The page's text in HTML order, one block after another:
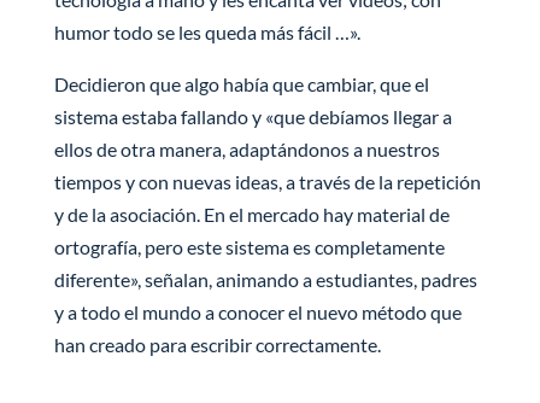
humor todo se les queda más fácil …».
Decidieron que algo había que cambiar, que el
sistema estaba fallando y «que debíamos llegar a
ellos de otra manera, adaptándonos a nuestros
tiempos y con nuevas ideas, a través de la repetición
y de la asociación. En el mercado hay material de
ortografía, pero este sistema es completamente
diferente», señalan, animando a estudiantes, padres
y a todo el mundo a conocer el nuevo método que
han creado para escribir correctamente.